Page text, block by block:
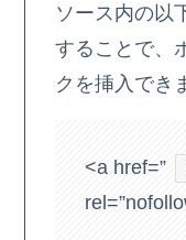
ソース内の以
することで、
クを挿入でき
<a href=”